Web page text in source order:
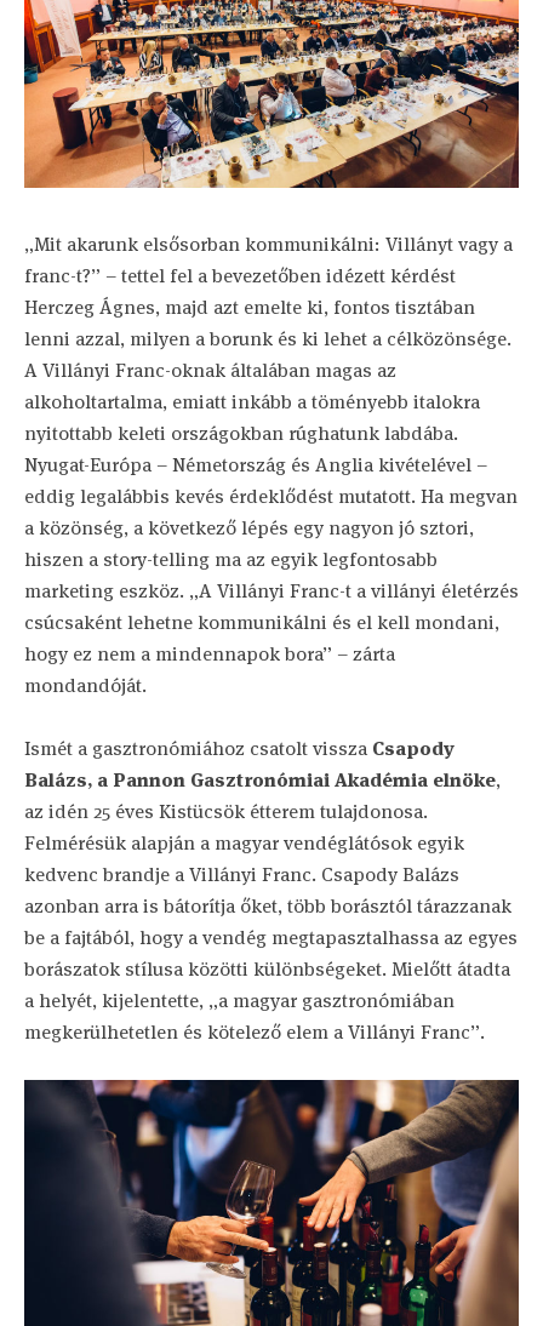
„Mit akarunk elsősorban kommunikálni: Villányt vagy a
franc-t?” – tettel fel a bevezetőben idézett kérdést
Herczeg Ágnes, majd azt emelte ki, fontos tisztában
lenni azzal, milyen a borunk és ki lehet a célközönsége.
A Villányi Franc-oknak általában magas az
alkoholtartalma, emiatt inkább a töményebb italokra
nyitottabb keleti országokban rúghatunk labdába.
Nyugat-Európa – Németország és Anglia kivételével –
eddig legalábbis kevés érdeklődést mutatott. Ha megvan
a közönség, a következő lépés egy nagyon jó sztori,
hiszen a story-telling ma az egyik legfontosabb
marketing eszköz. „A Villányi Franc-t a villányi életérzés
csúcsaként lehetne kommunikálni és el kell mondani,
hogy ez nem a mindennapok bora” – zárta
mondandóját.
Ismét a gasztronómiához csatolt vissza Csapody
Balázs, a Pannon Gasztronómiai Akadémia elnöke,
az idén 25 éves Kistücsök étterem tulajdonosa.
Felmérésük alapján a magyar vendéglátósok egyik
kedvenc brandje a Villányi Franc. Csapody Balázs
azonban arra is bátorítja őket, több borásztól tárazzanak
be a fajtából, hogy a vendég megtapasztalhassa az egyes
borászatok stílusa közötti különbségeket. Mielőtt átadta
a helyét, kijelentette, „a magyar gasztronómiában
megkerülhetetlen és kötelező elem a Villányi Franc”.